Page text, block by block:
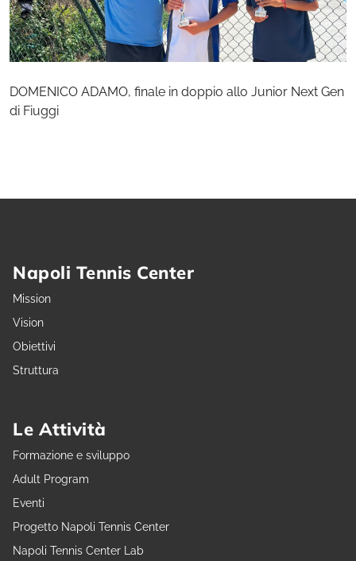
DOMENICO ADAMO, finale in doppio allo Junior Next Gen
di Fiuggi
Napoli Tennis Center
Mission
Vision
Obiettivi
Struttura
Le Attività
Formazione e sviluppo
Adult Program
Eventi
Progetto Napoli Tennis Center
Napoli Tennis Center Lab